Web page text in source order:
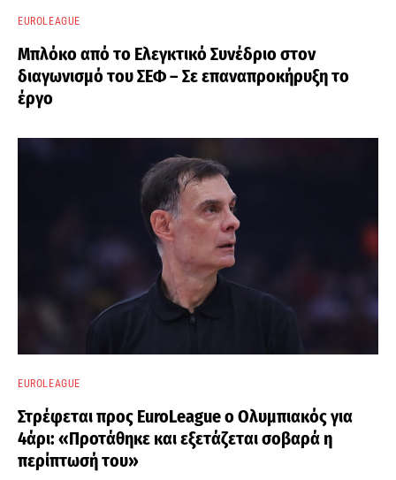
EUROLEAGUE
Μπλόκο από το Ελεγκτικό Συνέδριο στον
διαγωνισμό του ΣΕΦ – Σε επαναπροκήρυξη το
έργο
EUROLEAGUE
Στρέφεται προς EuroLeague ο Ολυμπιακός για
4άρι: «Προτάθηκε και εξετάζεται σοβαρά η
περίπτωσή του»